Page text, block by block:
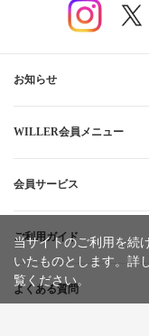
お知らせ
WILLER会員メニュー
会員サービス
ご利用ガイド
よくある質問
当サイトのご利用を続
いたものとします。詳
覧ください。